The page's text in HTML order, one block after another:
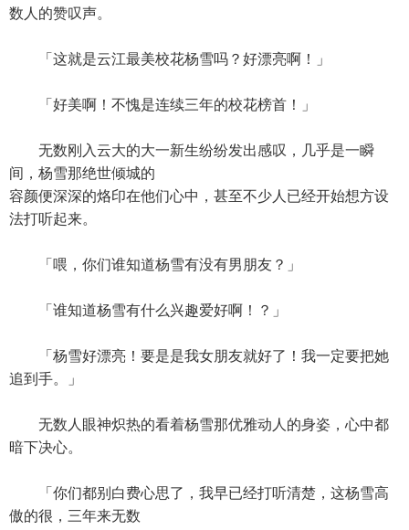
数人的赞叹声。
「这就是云江最美校花杨雪吗？好漂亮啊！」
「好美啊！不愧是连续三年的校花榜首！」
无数刚入云大的大一新生纷纷发出感叹，几乎是一瞬
间，杨雪那绝世倾城的
容颜便深深的烙印在他们心中，甚至不少人已经开始想方设
法打听起来。
「喂，你们谁知道杨雪有没有男朋友？」
「谁知道杨雪有什么兴趣爱好啊！？」
「杨雪好漂亮！要是是我女朋友就好了！我一定要把她
追到手。」
无数人眼神炽热的看着杨雪那优雅动人的身姿，心中都
暗下决心。
「你们都别白费心思了，我早已经打听清楚，这杨雪高
傲的很，三年来无数